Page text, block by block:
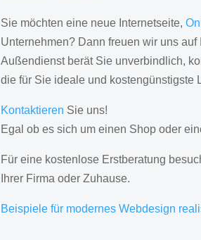
Sie möchten eine neue Internetseite,
Unternehmen? Dann freuen wir uns auf
Außendienst berät Sie unverbindlich,
die für Sie ideale und kostengünstigste
Kontaktieren Sie uns!
Egal ob es sich um einen Shop oder
Für eine kostenlose Erstberatung
Ihrer Firma oder Zuhause.
Beispiele für modernes Webdesign